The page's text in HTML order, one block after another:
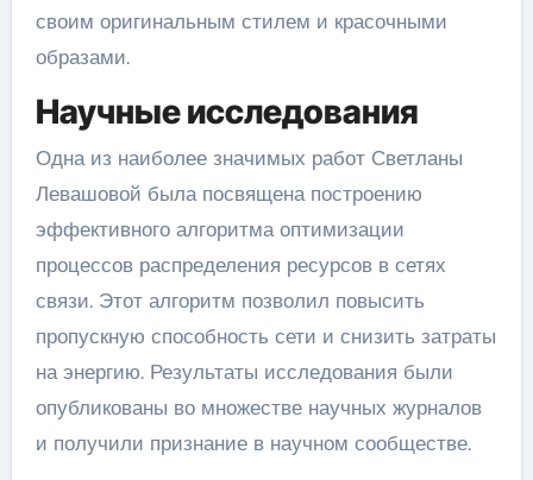
своим оригинальным стилем и красочными
образами.
Научные исследования
Одна из наиболее значимых работ Светланы
Левашовой была посвящена построению
эффективного алгоритма оптимизации
процессов распределения ресурсов в сетях
связи. Этот алгоритм позволил повысить
пропускную способность сети и снизить затраты
на энергию. Результаты исследования были
опубликованы во множестве научных журналов
и получили признание в научном сообществе.